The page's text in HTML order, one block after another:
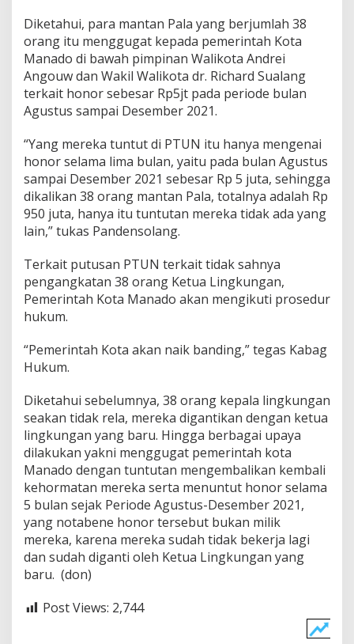
Diketahui, para mantan Pala yang berjumlah 38
orang itu menggugat kepada pemerintah Kota
Manado di bawah pimpinan Walikota Andrei
Angouw dan Wakil Walikota dr. Richard Sualang
terkait honor sebesar Rp5jt pada periode bulan
Agustus sampai Desember 2021.
“Yang mereka tuntut di PTUN itu hanya mengenai
honor selama lima bulan, yaitu pada bulan Agustus
sampai Desember 2021 sebesar Rp 5 juta, sehingga
dikalikan 38 orang mantan Pala, totalnya adalah Rp
950 juta, hanya itu tuntutan mereka tidak ada yang
lain,” tukas Pandensolang.
Terkait putusan PTUN terkait tidak sahnya
pengangkatan 38 orang Ketua Lingkungan,
Pemerintah Kota Manado akan mengikuti prosedur
hukum.
“Pemerintah Kota akan naik banding,” tegas Kabag
Hukum.
Diketahui sebelumnya, 38 orang kepala lingkungan
seakan tidak rela, mereka digantikan dengan ketua
lingkungan yang baru. Hingga berbagai upaya
dilakukan yakni menggugat pemerintah kota
Manado dengan tuntutan mengembalikan kembali
kehormatan mereka serta menuntut honor selama
5 bulan sejak Periode Agustus-Desember 2021,
yang notabene honor tersebut bukan milik
mereka, karena mereka sudah tidak bekerja lagi
dan sudah diganti oleh Ketua Lingkungan yang
baru. (don)
Post Views: 2,744